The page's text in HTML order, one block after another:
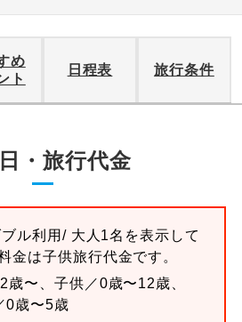
め
ト
日程表 旅行条件
・旅行代金
ル利用/ 大人1名を表示して
金は子供旅行代金です。
歳〜、子供／0歳〜12歳、
0歳〜5歳